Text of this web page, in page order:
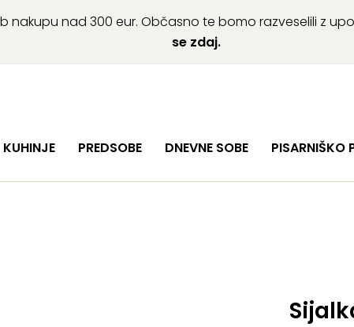
nakupu nad 300 eur. Občasno te bomo razveselili z
se zdaj.
KUHINJE PREDSOBE DNEVNE SOBE PISARNIŠKO